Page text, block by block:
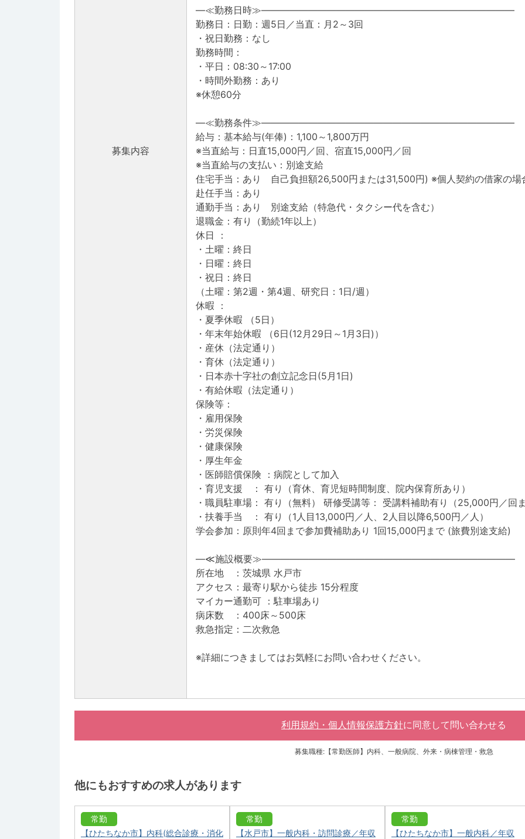
募集内容
―≪勤務日時≫―――――――――――――――――――――――――――
勤務日：日勤：週5日／当直：月2～3回
・祝日勤務：なし
勤務時間：
・平日：08:30～17:00
・時間外勤務：あり
※休憩60分
―≪勤務条件≫―――――――――――――――――――――――――――
給与：基本給与(年俸)：1,100～1,800万円
※当直給与：日直15,000円／回、宿直15,000円／回
※当直給与の支払い：別途支給
住宅手当：あり 自己負担額26,500円または31,500円) ※個人契約の借家の場
赴任手当：あり
通勤手当：あり 別途支給（特急代・タクシー代を含む）
退職金：有り（勤続1年以上）
休日 ：
・土曜：終日
・日曜：終日
・祝日：終日
（土曜：第2週・第4週、研究日：1日/週）
休暇 ：
・夏季休暇 （5日）
・年末年始休暇 （6日(12月29日～1月3日)）
・産休（法定通り）
・育休（法定通り）
・日本赤十字社の創立記念日(5月1日)
・有給休暇（法定通り）
保険等：
・雇用保険
・労災保険
・健康保険
・厚生年金
・医師賠償保険 ：病院として加入
・育児支援 ： 有り（育休、育児短時間制度、院内保育所あり）
・職員駐車場： 有り（無料） 研修受講等： 受講料補助有り（25,000円／回
・扶養手当 ： 有り（1人目13,000円／人、2人目以降6,500円／人）
学会参加：原則年4回まで参加費補助あり 1回15,000円まで (旅費別途支給)
―≪施設概要≫―――――――――――――――――――――――――――
所在地 ：茨城県 水戸市
アクセス：最寄り駅から徒歩 15分程度
マイカー通勤可 ：駐車場あり
病床数 ：400床～500床
救急指定：二次救急
※詳細につきましてはお気軽にお問い合わせください。
利用規約・個人情報保護方針に同意して 問い合わせる
募集職種:【常勤医師】内科、一般病院、外来・病棟管理・救急
他にもおすすめの求人があります
常勤
【ひたちなか市】内科(総合診療・消化
常勤
【水戸市】一般内科・訪問診療／年収
常勤
【ひたちなか市】一般内科／年収